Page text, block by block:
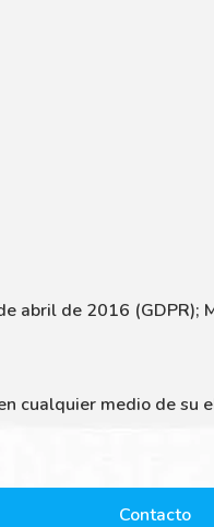
abril de 2016 (GDPR);
cualquier medio de su
Contacto